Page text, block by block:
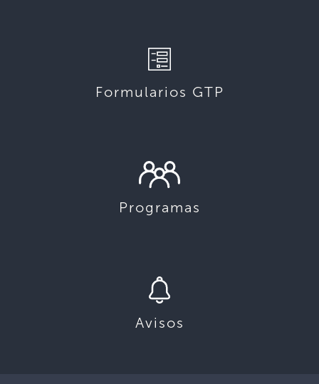
Formularios GTP
Programas
Avisos